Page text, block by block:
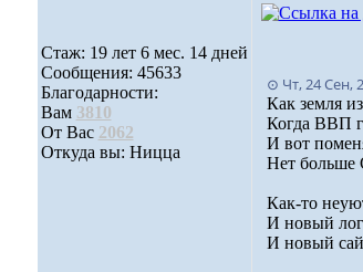
Стаж: 19 лет 6 мес. 14 дней
Сообщения: 45633
Благодарности:
Вам 3810
От Вас 2062
Откуда вы: Ницца
⊙ Чт, 24 Сен,
Как земля
Когда ВВП
И вот
Нет больше
Как-то
И новый
И новый